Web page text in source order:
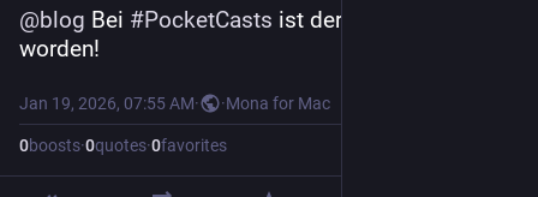
@blog Bei #PocketCasts ist der Feed aktualisiert
worden!
Jan 19, 2026, 07:55 AM· ·Mona for Mac
0boosts·0quotes·0favorites